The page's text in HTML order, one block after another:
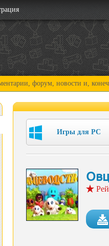
новости и, конечно,
Игры для PC